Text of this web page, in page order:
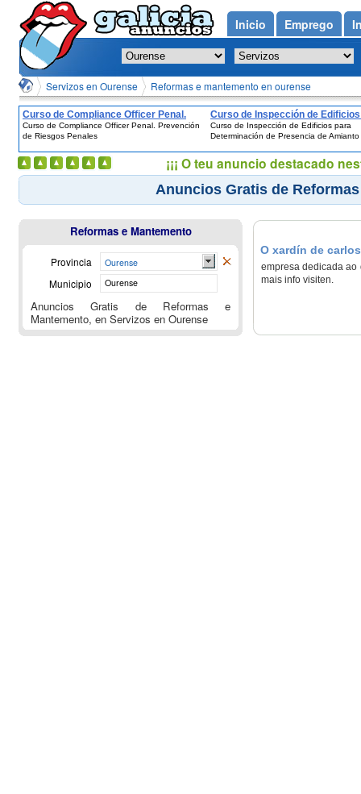
Servizos en Ourense Reformas e mantemento en ourense
Curso de Compliance Officer Penal.
Prevención de Riesgos Penales
Curso de Compliance Officer Penal. Prevención
de Riesgos Penales
Curso de Inspección de
Determinación de Presencia de
Amianto
Curso de Inspección de Edificios para
Determinación de Presencia de Amianto
Anuncios Gratis de
O xardín de
empresa dedicada ao
mais info visiten.
Reformas e Mantemento
Provincia Ourense
Municipio Ourense
Anuncios Gratis de Reformas e
Mantemento, en Servizos en Ourense
Inicio Emprego
¡¡¡ O teu anuncio destacado